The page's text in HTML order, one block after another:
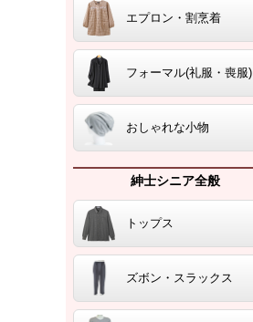
エプロン・割烹着
フォーマル(礼服・喪服)
おしゃれな小物
紳士シニア全般
トップス
ズボン・スラックス